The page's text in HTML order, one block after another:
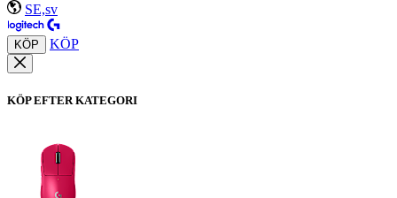
SE,sv
KÖP KÖP
KÖP EFTER KATEGORI